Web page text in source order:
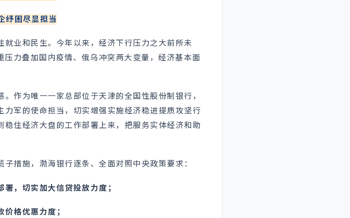
纾困尽显担当
业和民生。今年以来，经济下行压力之大前所未
力叠加国内疫情、俄乌冲突两大变量，经济基本面
作为唯一一家总部位于天津的全国性股份制银行，
军的使命担当，切实增强实施经济稳进提质攻坚行
住经济大盘的工作部署上来，把服务实体经济和助
措施，渤海银行逐条、全面对照中央政策要求：
，切实加大信贷投放力度；
格优惠力度；